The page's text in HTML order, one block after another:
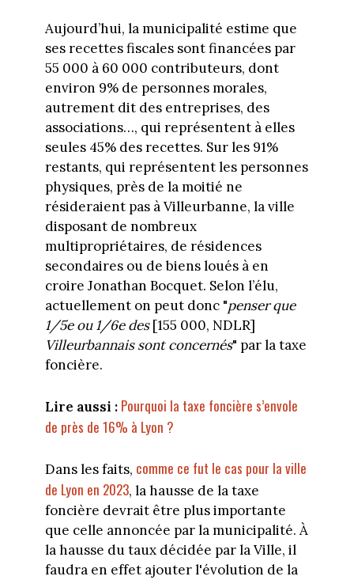
Aujourd’hui, la municipalité estime que
ses recettes fiscales sont financées par
55 000 à 60 000 contributeurs, dont
environ 9% de personnes morales,
autrement dit des entreprises, des
associations…, qui représentent à elles
seules 45% des recettes. Sur les 91%
restants, qui représentent les personnes
physiques, près de la moitié ne
résideraient pas à Villeurbanne, la ville
disposant de nombreux
multipropriétaires, de résidences
secondaires ou de biens loués à en
croire Jonathan Bocquet. Selon l’élu,
actuellement on peut donc "penser que
1/5e ou 1/6e des[155 000, NDLR]
Villeurbannais sont concernés" par la taxe
foncière.
Lire aussi : Pourquoi la taxe foncière s’envole
de près de 16% à Lyon ?
Dans les faits, comme ce fut le cas pour la ville
de Lyon en 2023, la hausse de la taxe
foncière devrait être plus importante
que celle annoncée par la municipalité. À
la hausse du taux décidée par la Ville, il
faudra en effet ajouter l'évolution de la